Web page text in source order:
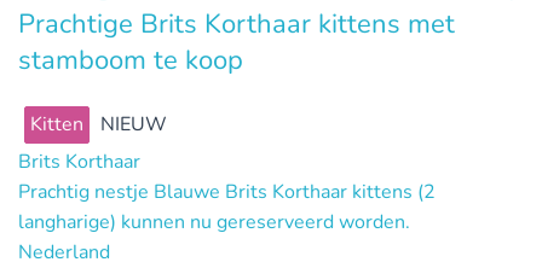
Prachtige Brits Korthaar kittens met
stamboom te koop
Kitten
NIEUW
Brits Korthaar
Prachtig nestje Blauwe Brits Korthaar kittens (2
langharige) kunnen nu gereserveerd worden.
Nederland